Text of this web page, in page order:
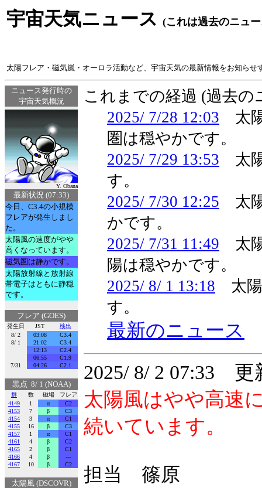
宇宙天気ニュース (これは過去のニュ
太陽フレア・磁気嵐・オーロラ活動など、宇宙天気の最新情報をお知らせ
ニュース発行時の
宇宙天気概況
Y. Obana
最新状況 (07:33)
今日、C3.4の小規模
フレアが発生しまし
た。
太陽風の速度がやや
高くなっています。
磁気圏は静かです。
太陽放射線と放射線
帯電子はともに静穏
です。
フレア (GOES)
発生日 JST
検出
8/ 2
03:08
C3.4
8/ 1
21:02
C3.4
12:13
C2.4
06:55
C1.9
7/31
04:26 C2.1
黒点 8/ 1 (NOAA)
群 数 磁場
フレア
4149
1 α
C2
4153
7 β
C3
4154
3 α
C1
4155
16 β
C3
4157
1 α
C1
4161
4 β
C2
4165
2 β
C1
4166
4 β
---
4167
10 β C2
太陽風 (DSCOVR)
これまでの経過 (過去
2025/ 7/28 12:03 太
圏は穏やかです。
2025/ 7/29 13:53 太
す。
2025/ 7/30 12:25 太
かです。
2025/ 7/31 11:49 太
陽は穏やかです。
2025/ 8/ 1 13:18 太陽
す。
最新のニュース
2025/ 8/ 2 07:33 更
太陽風はやや高速
続いています。
担当 篠原